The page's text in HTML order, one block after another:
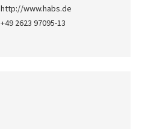
http://www.habs.de
+49 2623 97095-13